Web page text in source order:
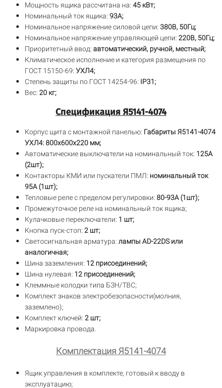
Мощность ящика рассчитана на: 45 кВт;
Номинальный ток ящика: 93А;
Номинальное напряжение силовой цепи: 380В, 50Гц;
Номинальное напряжение управляющей цепи: 220В, 50Гц;
Приоритетный ввод: автоматический, ручной, местный;
Климатическое исполнение и категория размещения по
ГОСТ 15150-69: УХЛ4;
Степень защиты по ГОСТ 14254-96: IP31;
Вес: 20 кг;
Спецификация Я5141-4074
Корпус щита с монтажной панелью: Габариты Я5141-4074
УХЛ4: 800х600х220 мм;
Автоматические выключатели на номинальный ток: 125А
(2шт);
Контакторы КМИ или пускатели ПМЛ: номинальный ток
95А (1шт);
Тепловые реле с пределом регулировки: 80-93А (1шт);
Промежуточное реле на номинальный ток ящика;
Кулачковые переключатели: 1 шт;
Кнопка пуск-стоп: 2 шт;
Светосигнальная арматура: лампы AD-22DS или
аналогичная;
Шина заземления: 12 присоединений;
Шина нулевая: 12 присоединений;
Клеммные колодки типа БЗН/ТВС;
Комплект знаков электробезопасности(молния,
заземлено);
Комплект ключей: 2 шт;
Маркировка провода.
Комплектация Я5141-4074
Ящик управления в комплекте, готовый к вводу в
эксплуатацию;